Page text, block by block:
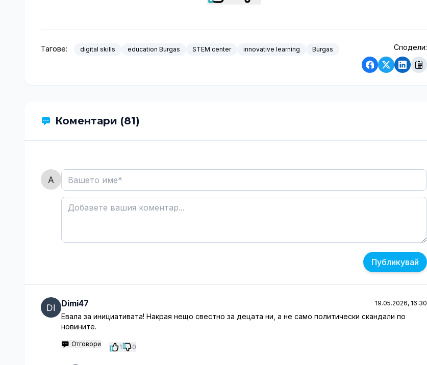
Тагове: digital skills education Burgas STEM center innovative learning Burgas Сподели:
Коментари (81)
Публикувай
Dimi47 19.05.2026, 16:30
Евала за инициативата! Накрая нещо свестно за децата ни, а не само политически скандали по
новините.
Отговори 1 0